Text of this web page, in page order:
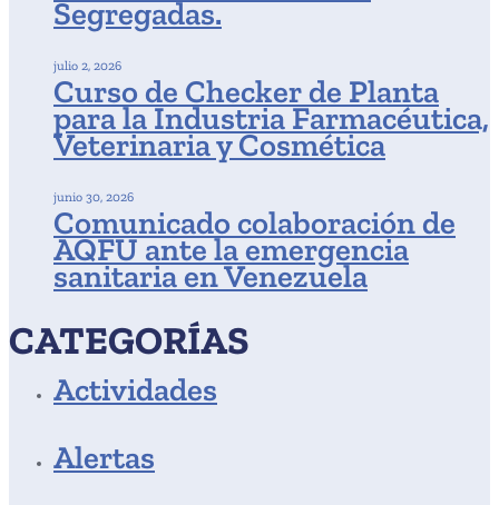
Segregadas.
Curso de Checker de Planta
para la Industria Farmacéutica,
Veterinaria y Cosmética
julio 2, 2026
Comunicado colaboración de
AQFU ante la emergencia
sanitaria en Venezuela
junio 30, 2026
CATEGORÍAS
Actividades
Alertas